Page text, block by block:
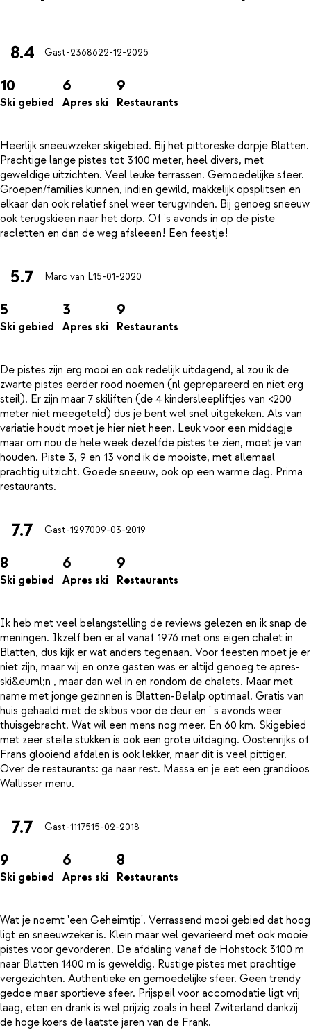
8.4 Gast-2368622-12-2025
10
Ski gebied
6
Apres ski
9
Restaurants
Heerlijk sneeuwzeker skigebied. Bij het pittoreske dorpje Blatten.
Prachtige lange pistes tot 3100 meter, heel divers, met
geweldige uitzichten. Veel leuke terrassen. Gemoedelijke sfeer.
Groepen/families kunnen, indien gewild, makkelijk opsplitsen en
elkaar dan ook relatief snel weer terugvinden. Bij genoeg sneeuw
ook terugskieen naar het dorp. Of 's avonds in op de piste
5.7 Marc van L15-01-2020
5
Ski gebied
3
Apres ski
9
Restaurants
De pistes zijn erg mooi en ook redelijk uitdagend, al zou ik de
zwarte pistes eerder rood noemen (nl geprepareerd en niet erg
steil). Er zijn maar 7 skiliften (de 4 kindersleepliftjes van <200
meter niet meegeteld) dus je bent wel snel uitgekeken. Als van
variatie houdt moet je hier niet heen. Leuk voor een middagje
maar om nou de hele week dezelfde pistes te zien, moet je van
houden. Piste 3, 9 en 13 vond ik de mooiste, met allemaal
prachtig uitzicht. Goede sneeuw, ook op een warme dag. Prima
7.7 Gast-1297009-03-2019
8
Ski gebied
6
Apres ski
9
Restaurants
Ik heb met veel belangstelling de reviews gelezen en ik snap de
meningen. Ikzelf ben er al vanaf 1976 met ons eigen chalet in
Blatten, dus kijk er wat anders tegenaan. Voor feesten moet je er
niet zijn, maar wij en onze gasten was er altijd genoeg te apres-
ski&euml;n , maar dan wel in en rondom de chalets. Maar met
name met jonge gezinnen is Blatten-Belalp optimaal. Gratis van
huis gehaald met de skibus voor de deur en ' s avonds weer
thuisgebracht. Wat wil een mens nog meer. En 60 km. Skigebied
met zeer steile stukken is ook een grote uitdaging. Oostenrijks of
Frans glooiend afdalen is ook lekker, maar dit is veel pittiger.
Over de restaurants: ga naar rest. Massa en je eet een grandioos
7.7 Gast-1117515-02-2018
9
Ski gebied
6
Apres ski
8
Restaurants
Wat je noemt 'een Geheimtip'. Verrassend mooi gebied dat hoog
ligt en sneeuwzeker is. Klein maar wel gevarieerd met ook mooie
pistes voor gevorderen. De afdaling vanaf de Hohstock 3100 m
naar Blatten 1400 m is geweldig. Rustige pistes met prachtige
vergezichten. Authentieke en gemoedelijke sfeer. Geen trendy
gedoe maar sportieve sfeer. Prijspeil voor accomodatie ligt vrij
laag, eten en drank is wel prijzig zoals in heel Zwiterland dankzij